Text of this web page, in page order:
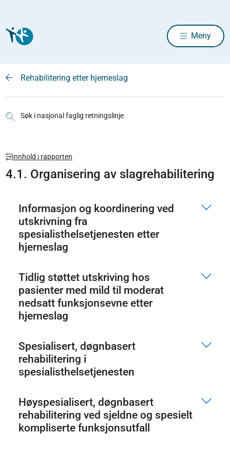
Meny
Rehabilitering etter hjerneslag
Søk i nasjonal faglig retningslinje
Innhold i rapporten
4.1. Organisering av slagrehabilitering
Informasjon og koordinering ved
utskrivning fra
spesialisthelsetjenesten etter
hjerneslag
Tidlig støttet utskriving hos
pasienter med mild til moderat
nedsatt funksjonsevne etter
hjerneslag
Spesialisert, døgnbasert
rehabilitering i
spesialisthelsetjenesten
Høyspesialisert, døgnbasert
rehabilitering ved sjeldne og spesielt
kompliserte funksjonsutfall